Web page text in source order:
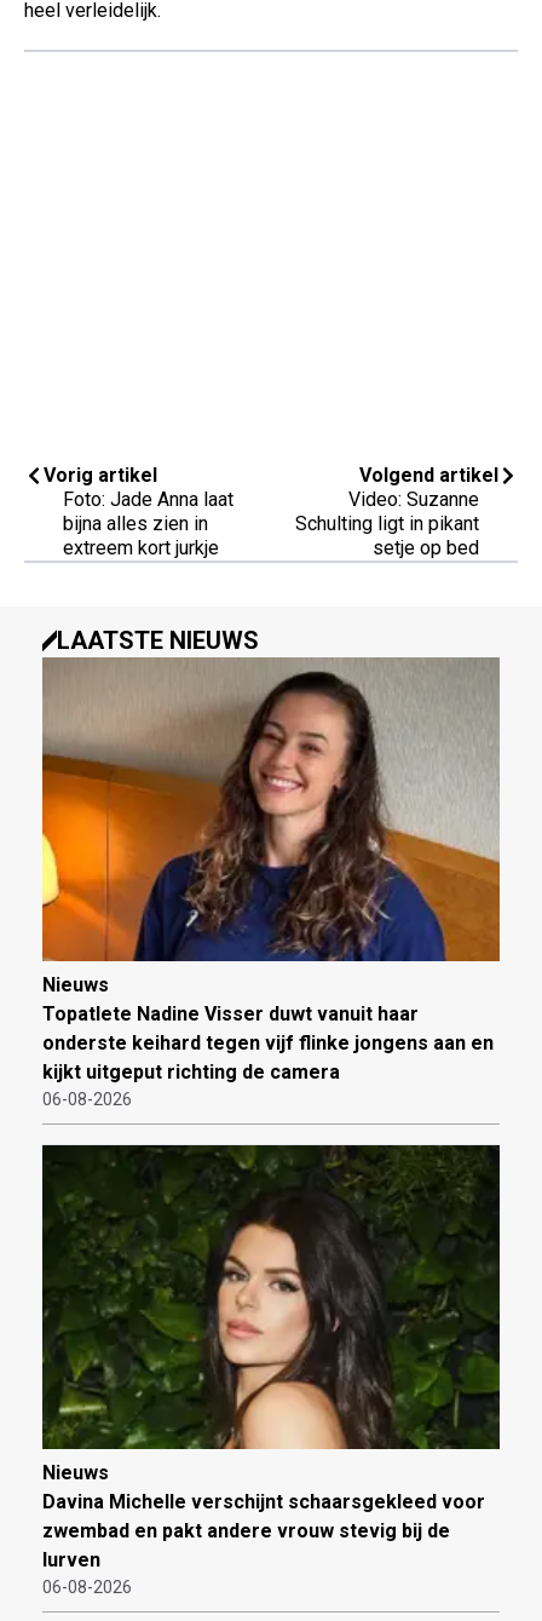
heel verleidelijk.
Vorig artikel
Foto: Jade Anna laat
bijna alles zien in
extreem kort jurkje
Volgend artikel
Video: Suzanne
Schulting ligt in pikant
setje op bed
LAATSTE NIEUWS
Nieuws
Topatlete Nadine Visser duwt vanuit haar
onderste keihard tegen vijf flinke jongens aan en
kijkt uitgeput richting de camera
06-08-2026
Nieuws
Davina Michelle verschijnt schaarsgekleed voor
zwembad en pakt andere vrouw stevig bij de
lurven
06-08-2026